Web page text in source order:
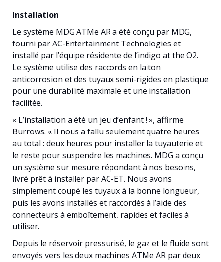
Installation
Le système MDG ATMe AR a été conçu par MDG,
fourni par AC-Entertainment Technologies et
installé par l’équipe résidente de l’indigo at the O2.
Le système utilise des raccords en laiton
anticorrosion et des tuyaux semi-rigides en plastique
pour une durabilité maximale et une installation
facilitée.
« L’installation a été un jeu d’enfant ! », affirme
Burrows. « Il nous a fallu seulement quatre heures
au total : deux heures pour installer la tuyauterie et
le reste pour suspendre les machines. MDG a conçu
un système sur mesure répondant à nos besoins,
livré prêt à installer par AC-ET. Nous avons
simplement coupé les tuyaux à la bonne longueur,
puis les avons installés et raccordés à l’aide des
connecteurs à emboîtement, rapides et faciles à
utiliser.
Depuis le réservoir pressurisé, le gaz et le fluide sont
envoyés vers les deux machines ATMe AR par deux